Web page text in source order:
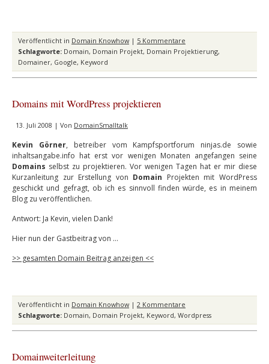
Veröffentlicht in Domain Knowhow | 5 Kommentare
Schlagworte: Domain, Domain Projekt, Domain Projektierung,
Domainer, Google, Keyword
Domains mit WordPress projektieren
13. Juli 2008 | Von DomainSmalltalk
Kevin Görner, betreiber vom Kampfsportforum ninjas.de sowie
inhaltsangabe.info hat erst vor wenigen Monaten angefangen seine
Domains selbst zu projektieren. Vor wenigen Tagen hat er mir diese
Kurzanleitung zur Erstellung von Domain Projekten mit WordPress
geschickt und gefragt, ob ich es sinnvoll finden würde, es in meinem
Blog zu veröffentlichen.
Antwort: Ja Kevin, vielen Dank!
Hier nun der Gastbeitrag von …
>> gesamten Domain Beitrag anzeigen <<
Veröffentlicht in Domain Knowhow | 2 Kommentare
Schlagworte: Domain, Domain Projekt, Keyword, Wordpress
Domainweiterleitung